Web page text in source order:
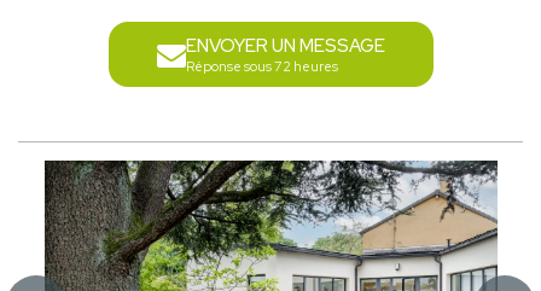
ENVOYER UN MESSAGE
Réponse sous 72 heures